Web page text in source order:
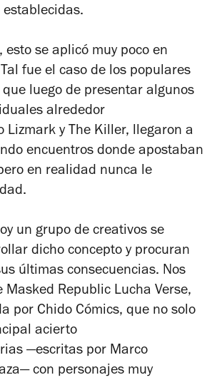
esto se aplicó muy poco en
fue el caso de los populares
que luego de presentar algunos
alrededor
Lizmark y The Killer, llegaron a
encuentros donde apostaban
en realidad nunca le
un grupo de creativos se
dicho concepto y procuran
últimas consecuencias. Nos
Masked Republic Lucha Verse,
por Chido Cómics, que no solo
acierto
—escritas por Marco
con personajes muy